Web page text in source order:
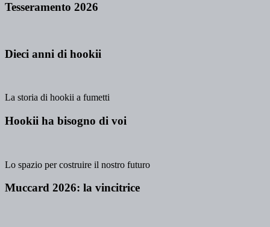
Tesseramento 2026
Dieci anni di hookii
La storia di hookii a fumetti
Hookii ha bisogno di voi
Lo spazio per costruire il nostro futuro
Muccard 2026: la vincitrice